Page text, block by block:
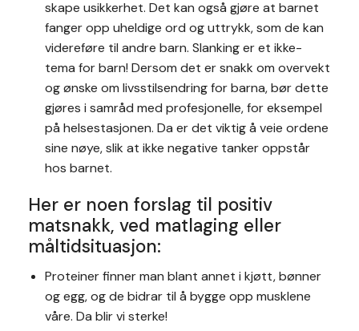
skape usikkerhet. Det kan også gjøre at barnet
fanger opp uheldige ord og uttrykk, som de kan
videreføre til andre barn. Slanking er et ikke-
tema for barn! Dersom det er snakk om overvekt
og ønske om livsstilsendring for barna, bør dette
gjøres i samråd med profesjonelle, for eksempel
på helsestasjonen. Da er det viktig å veie ordene
sine nøye, slik at ikke negative tanker oppstår
hos barnet.
Her er noen forslag til positiv
matsnakk, ved matlaging eller
måltidsituasjon:
Proteiner finner man blant annet i kjøtt, bønner
og egg, og de bidrar til å bygge opp musklene
våre. Da blir vi sterke!